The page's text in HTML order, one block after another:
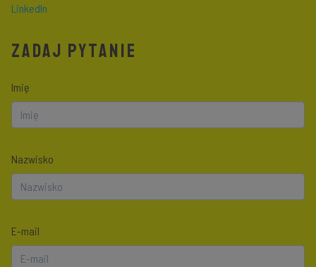
ZADAJ PYTANIE
Imię
Nazwisko
E-mail
LinkedIn